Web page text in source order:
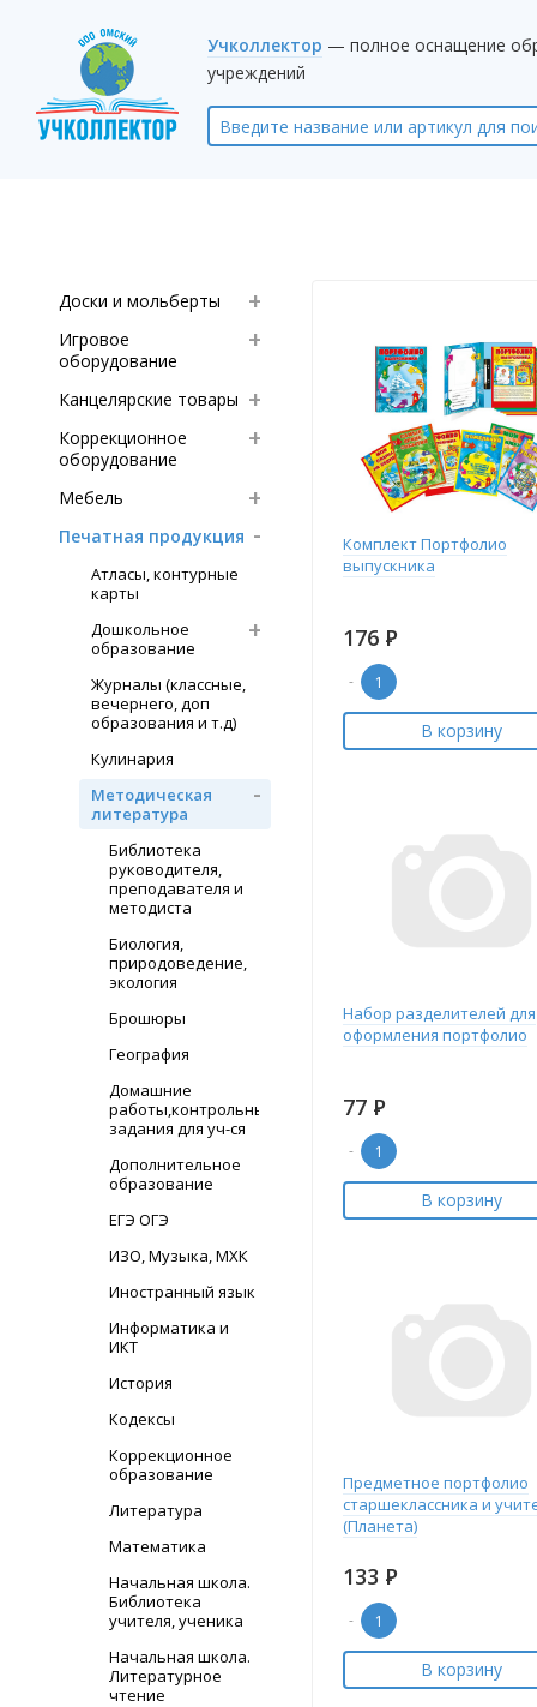
Учколлектор — полное оснащение
учреждений
Доски и мольберты
Игровое
оборудование
Канцелярские товары
Коррекционное
оборудование
Мебель
Печатная продукция
Атласы, контурные
карты
Дошкольное
образование
Журналы (классные,
вечернего, доп
образования и т.д)
Кулинария
Методическая
литература
Библиотека
руководителя,
преподавателя и
методиста
Биология,
природоведение,
экология
Брошюры
География
Домашние
работы,контрольные
задания для уч-ся
Дополнительное
образование
ЕГЭ ОГЭ
ИЗО, Музыка, МХК
Иностранный язык
Информатика и
ИКТ
История
Кодексы
Коррекционное
образование
Литература
Математика
Начальная школа.
Библиотека
учителя, ученика
Начальная школа.
Литературное
чтение
Комплект Портфолио
выпускника
176 Р
-
В корзину
Набор разделителей для
оформления портфолио
77 Р
-
В корзину
Предметное портфолио
старшеклассника и
(Планета)
133 Р
-
В корзину